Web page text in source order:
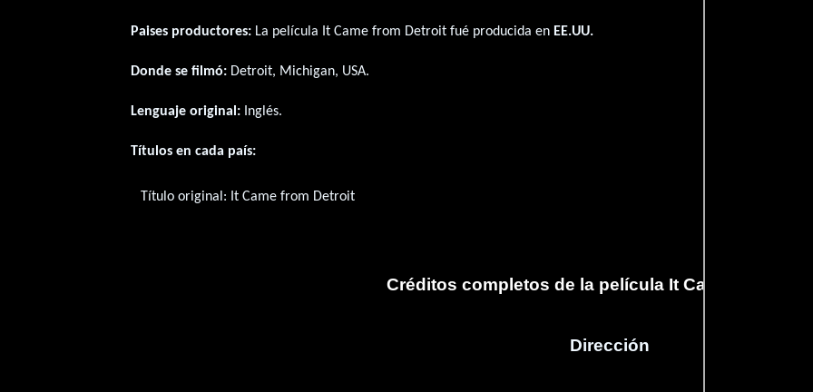
Paises productores: La película It Came from Detroit fué producida en EE.UU.
Donde se filmó: Detroit, Michigan, USA.
Lenguaje original: Inglés.
Títulos en cada país:
Título original: It Came from Detroit
Créditos completos de la película It Came from
Dirección